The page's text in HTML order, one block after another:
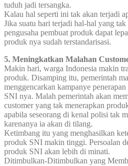
tuduh jadi tersangka.
Kalau hal seperti ini tak akan terjadi
Jika suatu hari terjadi hal-hal yang
pengusaha pembuat produk dapat
produk nya sudah terstandarisasi.
5. Meningkatkan Malahan
Makin hari, warga Indonesia makin
produk. Disamping itu, pemerintah
menggencarkan kampanye
SNI nya. Malah pemerintah akan
customer yang tak menerapkan
apabila seseorang di kenal polisi tak
karenanya ia akan di tilang.
Ketimbang itu yang menghasilkan
produk SNI makin tinggi. Persoalan
produk SNI akan lebih di minati.
Ditimbulkan-Ditimbulkan yang